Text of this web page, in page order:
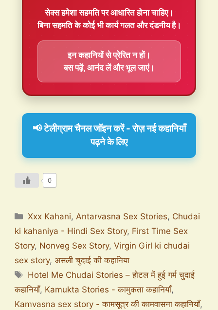
सेक्स हमेशासहमतिपर आधारित होना चाहिए।
बिना सहमति के कोई भी कार्य गलत और दंडनीय है।
इन कहानियों से प्रेरित न हों।
बस पढ़ें, आनंद लें और भूल जाएं।
📢 टेलीग्राम चैनल जॉइन करें - रोज़ नई कहानियाँ
पढ़ने के लिए
0
Xxx Kahani,Antarvasna Sex Stories, Chudai
ki kahaniya - Hindi Sex Story, First Time Sex
Story, Nonveg Sex Story, Virgin Girl ki chudai
sex story, असली चुदाई की कहानिया
Hotel Me Chudai Stories – होटल में हुई गर्म चुदाई
कहानियाँ, Kamukta Stories - कामुकता कहानियाँ,
Kamvasna sex story - कामसूत्र की कामवासना कहानियाँ,